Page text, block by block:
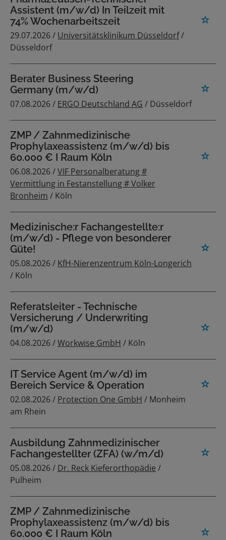
Assistent (m/w/d) In Teilzeit mit
74% Wochenarbeitszeit
29.07.2026 / Universitätsklinikum Düsseldorf/
Düsseldorf
Berater Business Steering
Germany (m/w/d)
07.08.2026 / ERGO Deutschland AG / Düsseldorf
ZMP / Zahnmedizinische
Prophylaxeassistenz (m/w/d) bis
60.000 € I Raum Köln
06.08.2026 /VIF Personalberatung #
Vermittlung in Festanstellung # Volker
Bronheim / Köln
Medizinische:r Fachangestellte:r
(m/w/d) - Pflege von besonderer
Güte!
05.08.2026 / KfH-Nierenzentrum Köln-Longerich
/ Köln
Referatsleiter - Technische
Versicherung / Underwriting
(m/w/d)
04.08.2026 /Workwise GmbH / Köln
IT Service Agent (m/w/d) im
Bereich Service & Operation
02.08.2026 / Protection One GmbH / Monheim
am Rhein
Ausbildung Zahnmedizinischer
Fachangestellter (ZFA) (w/m/d)
05.08.2026 / Dr. Reck Kieferorthopädie /
Pulheim
ZMP / Zahnmedizinische
Prophylaxeassistenz (m/w/d) bis
60.000 € I Raum Köln